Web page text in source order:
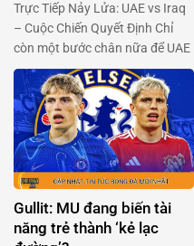
Trực Tiếp Nảy Lửa: UAE vs Iraq
– Cuộc Chiến Quyết Định Chỉ
còn một bước chân nữa để UAE
và Iraq chạm tay vào giấc mơ
World Cup đang chờ đợi phía
trước. Hai đội bóng đầy khao
khát này sẽ đụng độ nhau trong
trận chiến không khoan nhượng
vào 23h00 ngày 13/11. …
Gullit: MU đang biến tài
năng trẻ thành ‘kẻ lạc